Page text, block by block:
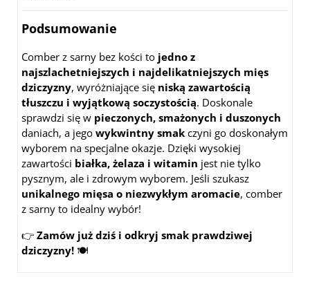
Podsumowanie
Comber z sarny bez kości to jedno z
najszlachetniejszych i najdelikatniejszych mięs
dziczyzny, wyróżniające się niską zawartością
tłuszczu i wyjątkową soczystością. Doskonale
sprawdzi się w pieczonych, smażonych i duszonych
daniach, a jego wykwintny smak czyni go doskonałym
wyborem na specjalne okazje. Dzięki wysokiej
zawartości białka, żelaza i witamin jest nie tylko
pysznym, ale i zdrowym wyborem. Jeśli szukasz
unikalnego mięsa o niezwykłym aromacie, comber
z sarny to idealny wybór!
👉 Zamów już dziś i odkryj smak prawdziwej
dziczyzny! 🍽️